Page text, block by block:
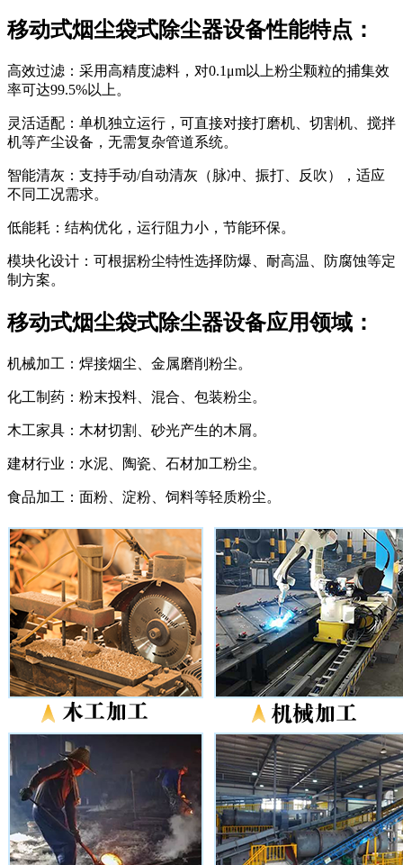
移动式烟尘袋式除尘器设备性能特点：
高效过滤：采用高精度滤料，对0.1μm以上粉尘颗粒的捕集效
率可达99.5%以上。
灵活适配：单机独立运行，可直接对接打磨机、切割机、搅拌
机等产尘设备，无需复杂管道系统。
智能清灰：支持手动/自动清灰（脉冲、振打、反吹），适应
不同工况需求。
低能耗：结构优化，运行阻力小，节能环保。
模块化设计：可根据粉尘特性选择防爆、耐高温、防腐蚀等定
制方案。
移动式烟尘袋式除尘器设备应用领域：
机械加工：焊接烟尘、金属磨削粉尘。
化工制药：粉末投料、混合、包装粉尘。
木工家具：木材切割、砂光产生的木屑。
建材行业：水泥、陶瓷、石材加工粉尘。
食品加工：面粉、淀粉、饲料等轻质粉尘。